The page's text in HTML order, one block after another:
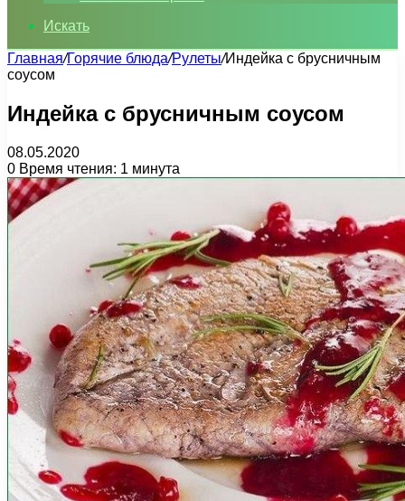
Искать
Главная/Горячие блюда/Рулеты/Индейка с брусничным
соусом
Индейка с брусничным соусом
08.05.2020
0 Время чтения: 1 минута